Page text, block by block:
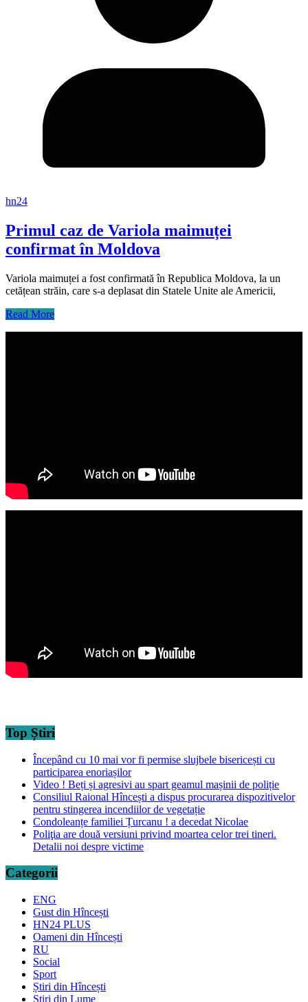
hn24
Primul caz de Variola maimuței
confirmat în Moldova
Variola maimuței a fost confirmată în Republica Moldova, la un
cetățean străin, care s-a deplasat din Statele Unite ale Americii,
Read More
Top Știri
Începând cu 10 mai vor fi permise slujbele bisericești cu
participarea enoriașilor
Video ! Beți și agresivi au spart geamul mașinii de poliție
Consiliul Raional Hîncești a dispus procurarea dispozitivelor
pentru stingerea incendiilor de vegetație
Condoleanțe familiei Țurcanu ! a decedat Nicolae
Poliţia are două versiuni privind moartea celor trei tineri.
Detalii noi despre victime
Categorii
ENG
Gust din Hîncești
HN24 PLUS
Oameni din Hîncești
RU
Social
Sport
Știri din Hîncești
Știri din Lume